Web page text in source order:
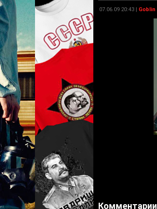
07.06.09 20:43 | Goblin
Комментарии